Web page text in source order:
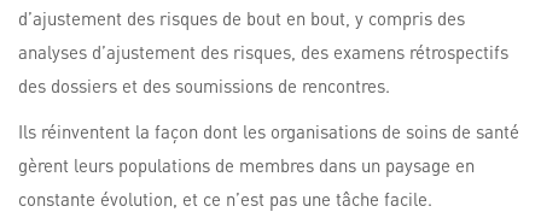
d’ajustement des risques de bout en bout, y compris des
analyses d’ajustement des risques, des examens rétrospectifs
des dossiers et des soumissions de rencontres.
Ils réinventent la façon dont les organisations de soins de santé
gèrent leurs populations de membres dans un paysage en
constante évolution, et ce n’est pas une tâche facile.